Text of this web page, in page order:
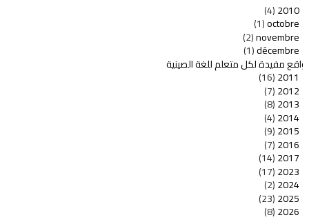
2010
(4)
octobre
(1)
novembre
(2)
décembre
(1)
مفيدة لكل متعلم للغة الصينية
2011
(16)
2012
(7)
2013
(8)
2014
(4)
2015
(9)
2016
(7)
2017
(14)
2023
(17)
2024
(2)
2025
(23)
2026
(8)